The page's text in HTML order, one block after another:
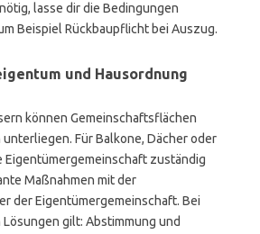
lasse dir die Bedingungen
Beispiel Rückbaupflicht bei Auszug.
und Hausordnung
können Gemeinschaftsflächen
Für Balkone, Dächer oder
Eigentümergemeinschaft zuständig
Maßnahmen mit der
der Eigentümergemeinschaft. Bei
gilt: Abstimmung und